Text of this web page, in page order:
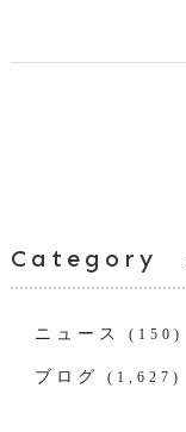
Category
ニュース (150)
ブログ (1,627)